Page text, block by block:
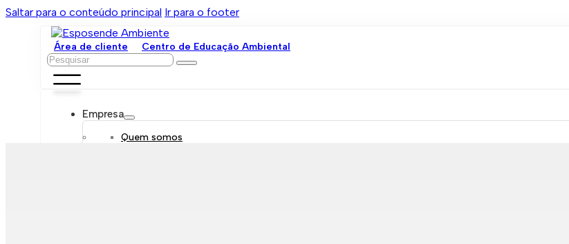
Saltar para o conteúdo principal Ir para o footer
Área de cliente Centro de Educação Ambiental
Pesquisar
Empresa
Quem somos